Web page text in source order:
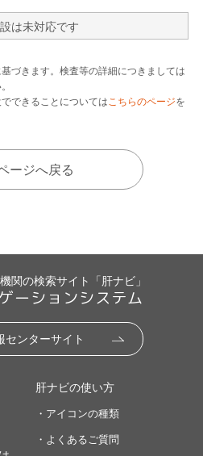
は未対応です
づきます。検査等の詳細につきましては
できることについてはこちらのページを
ージへ戻る
関の検索サイト「肝ナビ」
ーションシステム
センターサイト
肝ナビの使い方
・アイコンの種類
・よくあるご質問